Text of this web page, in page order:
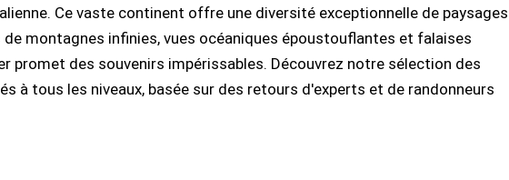
Ce vaste continent offre une diversité exceptionnelle de paysages
montagnes infinies, vues océaniques époustouflantes et falaises
promet des souvenirs impérissables. Découvrez notre sélection des
à tous les niveaux, basée sur des retours d'experts et de randonneurs